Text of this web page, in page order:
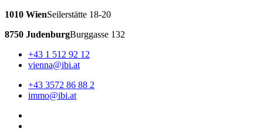
1010 WienSeilerstätte 18-20
8750 JudenburgBurggasse 132
+43 1 512 92 12
vienna@ibi.at
+43 3572 86 88 2
immo@ibi.at